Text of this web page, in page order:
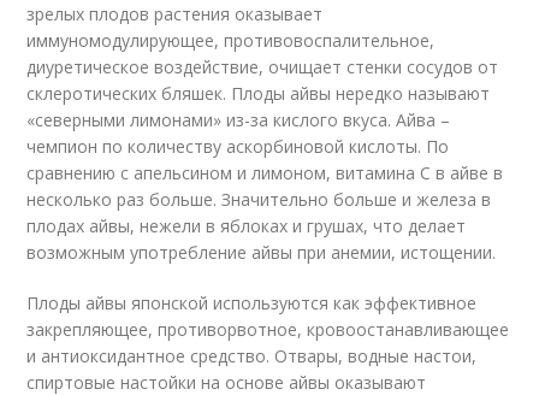
зрелых плодов растения оказывает
иммуномодулирующее, противовоспалительное,
диуретическое воздействие, очищает стенки сосудов от
склеротических бляшек. Плоды айвы нередко называют
«северными лимонами» из-за кислого вкуса. Айва –
чемпион по количеству аскорбиновой кислоты. По
сравнению с апельсином и лимоном, витамина С в айве в
несколько раз больше. Значительно больше и железа в
плодах айвы, нежели в яблоках и грушах, что делает
возможным употребление айвы при анемии, истощении.
Плоды айвы японской используются как эффективное
закрепляющее, противорвотное, кровоостанавливающее
и антиоксидантное средство. Отвары, водные настои,
спиртовые настойки на основе айвы оказывают